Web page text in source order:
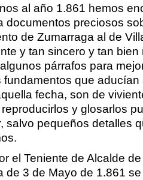
al año 1.861 hemos
documentos preciosos
de Zumarraga al de
y tan sincero y tan
párrafos para
fundamentos que
fecha, son de
y glosarlos
salvo pequeños detalles
el Teniente de Alcalde
de 3 de Mayo de 1.861